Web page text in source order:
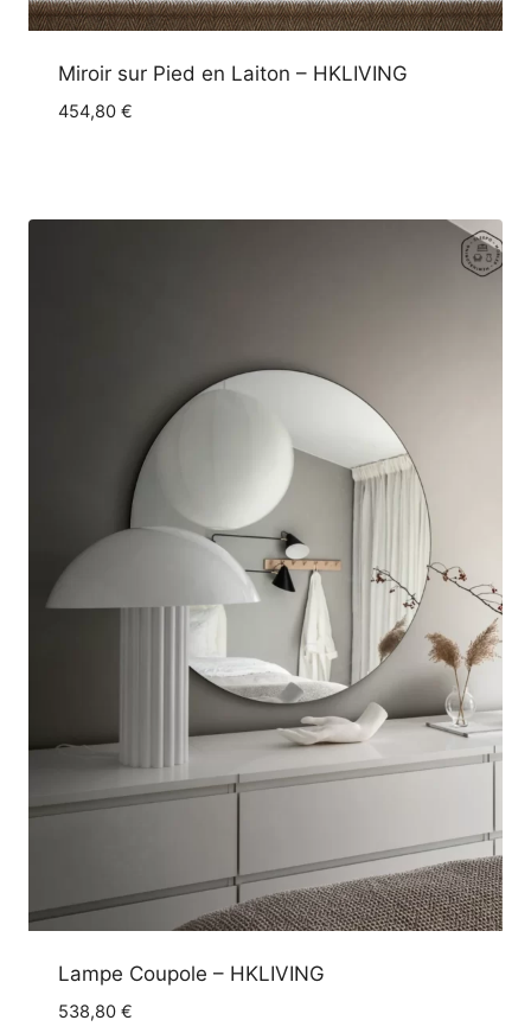
Miroir sur Pied en Laiton – HKLIVING
454,80 €
Lampe Coupole – HKLIVING
538,80 €